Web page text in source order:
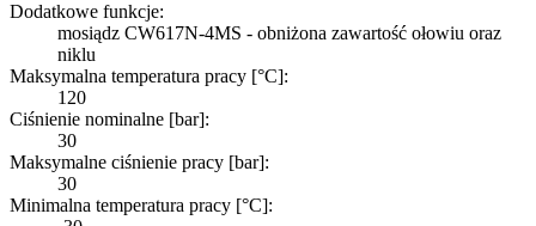
Dodatkowe funkcje:
mosiądz CW617N-4MS - obniżona zawartość ołowiu oraz
niklu
Maksymalna temperatura pracy [°C]:
120
Ciśnienie nominalne [bar]:
30
Maksymalne ciśnienie pracy [bar]:
30
Minimalna temperatura pracy [°C]: